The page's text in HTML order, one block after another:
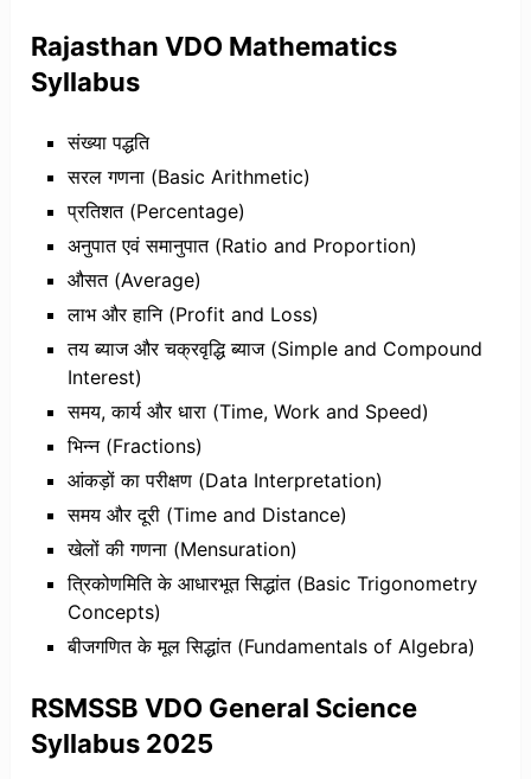
Rajasthan VDO Mathematics
Syllabus
संख्या पद्धति
सरल गणना (Basic Arithmetic)
प्रतिशत (Percentage)
अनुपात एवं समानुपात (Ratio and Proportion)
औसत (Average)
लाभ और हानि (Profit and Loss)
तय ब्याज और चक्रवृद्धि ब्याज (Simple and Compound
Interest)
समय, कार्य और धारा (Time, Work and Speed)
भिन्न (Fractions)
आंकड़ों का परीक्षण (Data Interpretation)
समय और दूरी (Time and Distance)
खेलों की गणना (Mensuration)
त्रिकोणमिति के आधारभूत सिद्धांत (Basic Trigonometry
Concepts)
बीजगणित के मूल सिद्धांत (Fundamentals of Algebra)
RSMSSB VDO General Science
Syllabus 2025